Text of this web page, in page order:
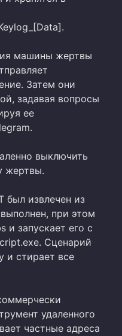
машины жертвы
Затем они
задавая вопросы
ее
выключить
жертвы.
был извлечен из
при этом
и запускает его с
Сценарий
и стирает все
удаленного
частные адреса